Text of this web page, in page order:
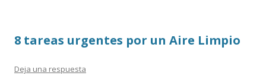
k r
8 tareas urgentes por un Aire Limpio
Deja una respuesta